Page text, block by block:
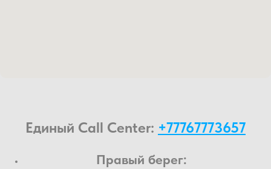
Единый Call Center: +77767773657
Правый берег: